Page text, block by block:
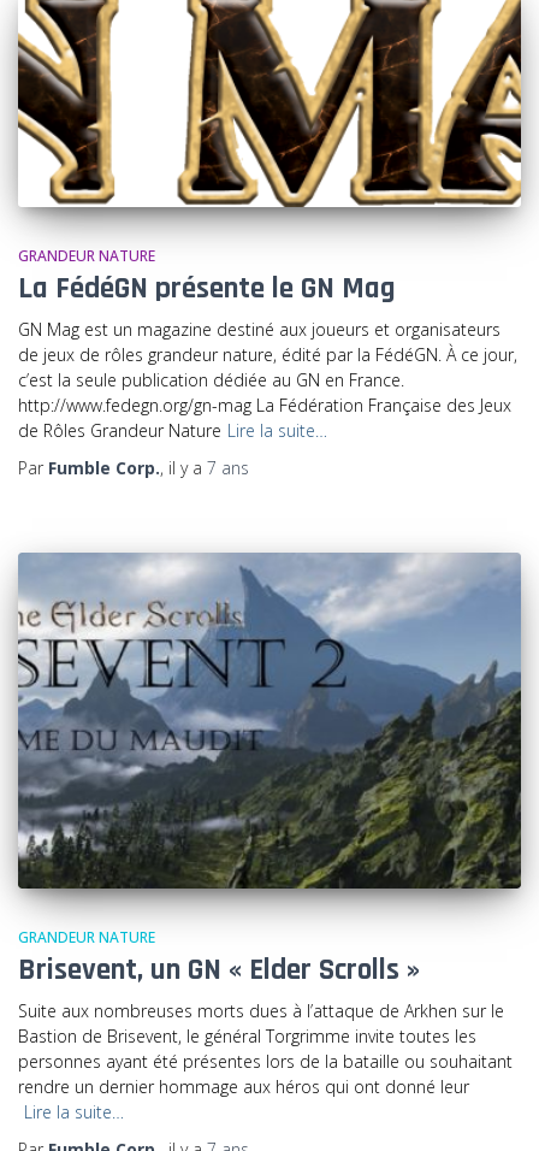
GRANDEUR NATURE
La FédéGN présente le GN Mag
GN Mag est un magazine destiné aux joueurs et organisateurs
de jeux de rôles grandeur nature, édité par la FédéGN. À ce jour,
c’est la seule publication dédiée au GN en France.
http://www.fedegn.org/gn-mag La Fédération Française des Jeux
de Rôles Grandeur Nature Lire la suite…
Par Fumble Corp., il y a 7 ans
GRANDEUR NATURE
Brisevent, un GN « Elder Scrolls »
Suite aux nombreuses morts dues à l’attaque de Arkhen sur le
Bastion de Brisevent, le général Torgrimme invite toutes les
personnes ayant été présentes lors de la bataille ou souhaitant
rendre un dernier hommage aux héros qui ont donné leur
Lire la suite…